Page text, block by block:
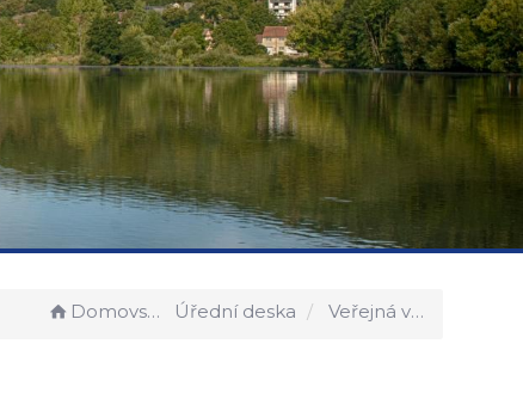
Domovská stránka Úřední deska Veřejná vyhláška - finanční úřad